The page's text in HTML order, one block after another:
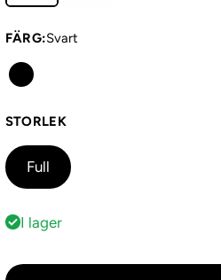
FÄRG:Svart
STORLEK
Full
I lager